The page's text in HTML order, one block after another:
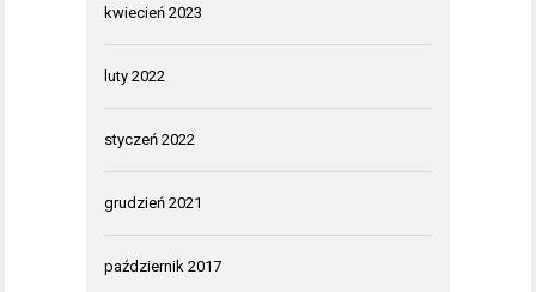
kwiecień 2023
luty 2022
styczeń 2022
grudzień 2021
październik 2017